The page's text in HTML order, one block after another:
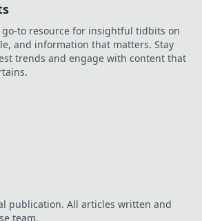
und gewinnen!
go-to resource for insightful tidbits on
and information that matters. Stay
trends and engage with content that
publication. All articles written and
team.